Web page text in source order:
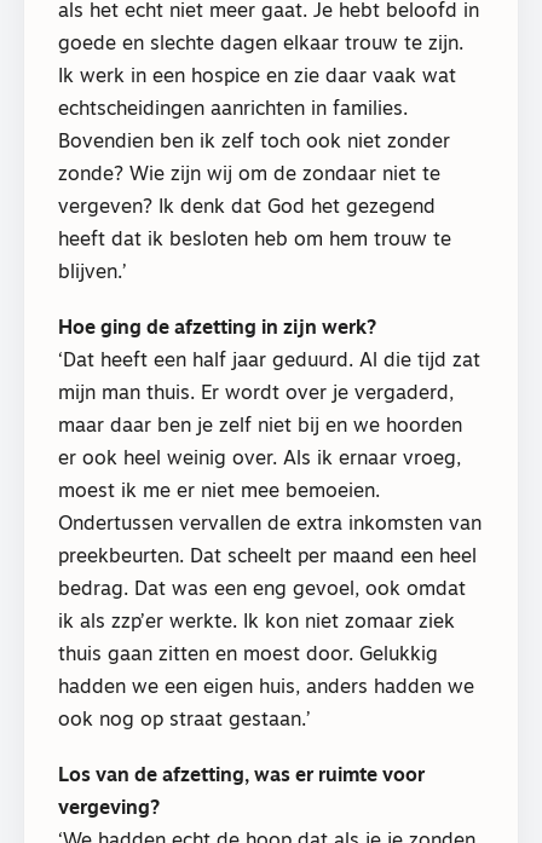
als het echt niet meer gaat. Je hebt beloofd in
goede en slechte dagen elkaar trouw te zijn.
Ik werk in een hospice en zie daar vaak wat
echtscheidingen aanrichten in families.
Bovendien ben ik zelf toch ook niet zonder
zonde? Wie zijn wij om de zondaar niet te
vergeven? Ik denk dat God het gezegend
heeft dat ik besloten heb om hem trouw te
blijven.’
Hoe ging de afzetting in zijn werk?
‘Dat heeft een half jaar geduurd. Al die tijd zat
mijn man thuis. Er wordt over je vergaderd,
maar daar ben je zelf niet bij en we hoorden
er ook heel weinig over. Als ik ernaar vroeg,
moest ik me er niet mee bemoeien.
Ondertussen vervallen de extra inkomsten van
preekbeurten. Dat scheelt per maand een heel
bedrag. Dat was een eng gevoel, ook omdat
ik als zzp’er werkte. Ik kon niet zomaar ziek
thuis gaan zitten en moest door. Gelukkig
hadden we een eigen huis, anders hadden we
ook nog op straat gestaan.’
Los van de afzetting, was er ruimte voor
vergeving?